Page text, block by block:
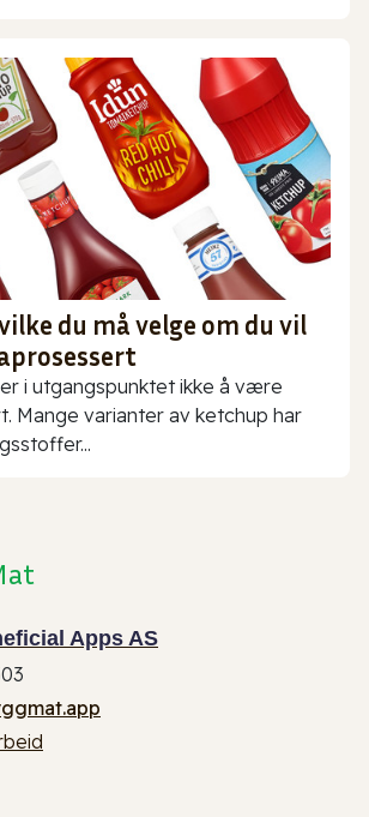
du må velge om du vil
i utgangspunktet ikke å være
Mange varianter av ketchup har
Apps AS